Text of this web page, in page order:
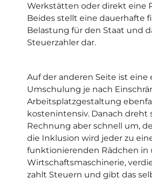
Werkstätten oder direkt eine
Beides stellt eine dauerhafte
Belastung für den Staat und
Steuerzahler dar.
Auf der anderen Seite ist eine
Umschulung je nach
Arbeitsplatzgestaltung
kostenintensiv. Danach dreht
Rechnung aber schnell um,
die Inklusion wird jeder zu
funktionierenden Rädchen in
Wirtschaftsmaschinerie,
zahlt Steuern und gibt das